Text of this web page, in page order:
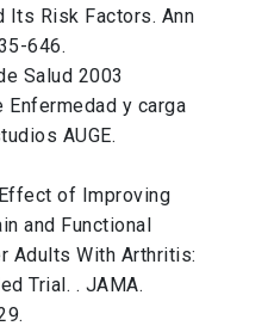
Its Risk Factors. Ann
646.
Salud 2003
Enfermedad y carga
AUGE.
of Improving
and Functional
Adults With Arthritis:
Trial. . JAMA.